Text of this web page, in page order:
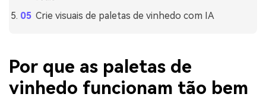
Crie visuais de paletas de vinhedo com IA
Por que as paletas de
vinhedo funcionam tão bem